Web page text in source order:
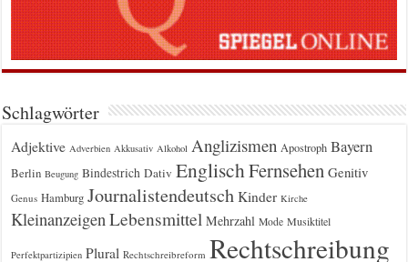
Schlagwörter
Adjektive Adverbien Akkusativ Alkohol Anglizismen Apostroph Bayern
Berlin Beugung Bindestrich Dativ EnglischFernsehen Genitiv
Genus Hamburg Journalistendeutsch Kinder Kirche
Kleinanzeigen Lebensmittel Mehrzahl Mode Musiktitel
Perfektpartizipien Plural Rechtschreibreform Rechtschreibung